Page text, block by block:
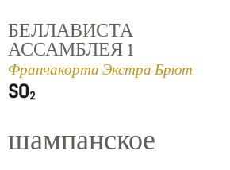
БЕЛЛАВИСТА
АССАМБЛЕЯ 1
Франчакорта Экстра Брют
шампанское